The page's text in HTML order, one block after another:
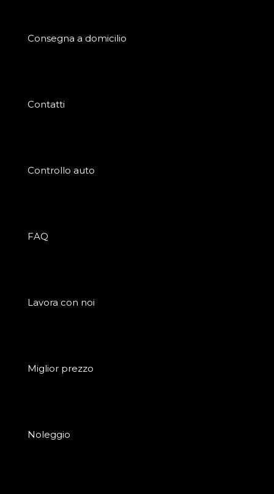
Consegna a domicilio
Contatti
Controllo auto
FAQ
Lavora con noi
Miglior prezzo
Noleggio